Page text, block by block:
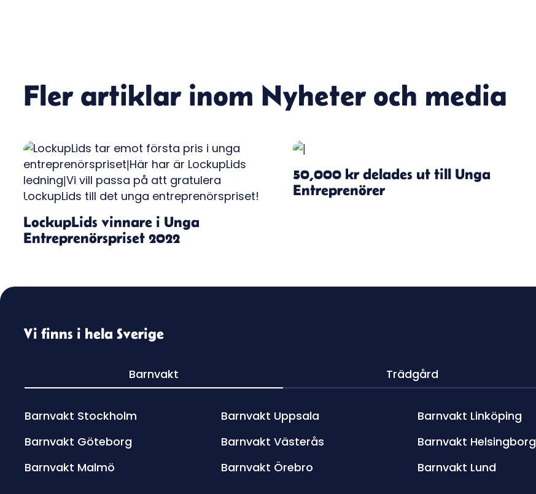
Fler artiklar inom Nyheter och media
LockupLids vinnare i Unga
Entreprenörspriset 2022
50,000 kr delades ut till Unga
Entreprenörer
Vi finns i hela Sverige
Barnvakt Trädgård
Barnvakt Stockholm
Barnvakt Göteborg
Barnvakt Malmö
Barnvakt Uppsala
Barnvakt Västerås
Barnvakt Örebro
Barnvakt Linköping
Barnvakt Helsingborg
Barnvakt Lund